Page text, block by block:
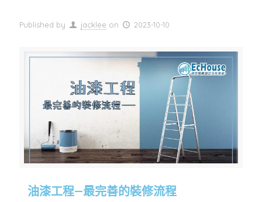
Published by jacklee on 2023-10-10
油漆工程—最完善的裝修流程